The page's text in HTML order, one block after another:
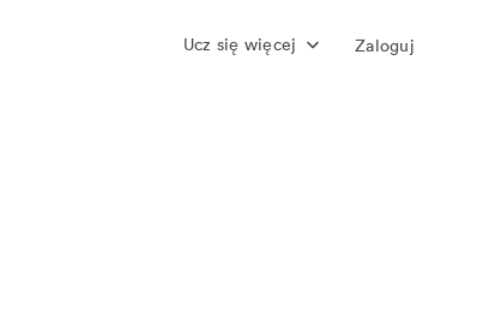
Ucz się więcej Zaloguj